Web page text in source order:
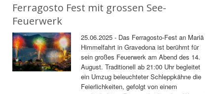
Ferragosto Fest mit grossen See-
Feuerwerk
25.06.2025 - Das Ferragosto-Fest an Mariä
Himmelfahrt in Gravedona ist berühmt für
sein großes Feuerwerk am Abend des 14.
August. Traditionell ab 21:00 Uhr begleitet
ein Umzug beleuchteter Schleppkähne die
Feierlichkeiten, gefolgt von einem